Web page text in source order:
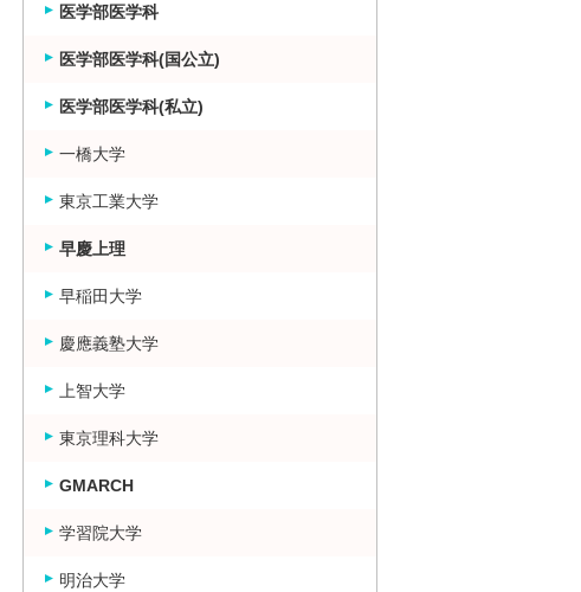
医学部医学科
医学部医学科(国公立)
医学部医学科(私立)
一橋大学
東京工業大学
早慶上理
早稲田大学
慶應義塾大学
上智大学
東京理科大学
GMARCH
学習院大学
明治大学